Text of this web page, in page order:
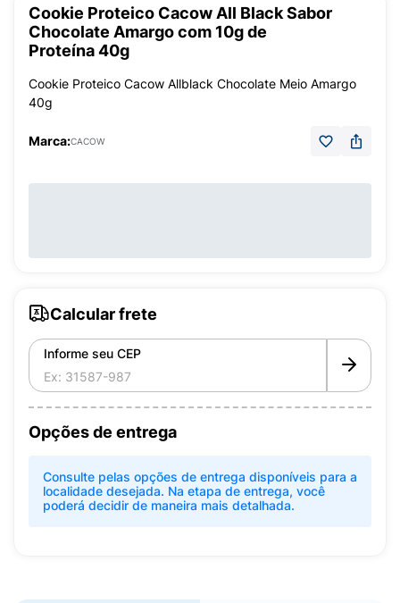
Cookie Proteico Cacow All Black Sabor
Chocolate Amargo com 10g de
Proteína 40g
Cookie Proteico Cacow Allblack Chocolate Meio Amargo
40g
Marca:CACOW
Calcular frete
Informe seu CEP
Opções de entrega
Consulte pelas opções de entrega disponíveis para a
localidade desejada. Na etapa de entrega, você
poderá decidir de maneira mais detalhada.